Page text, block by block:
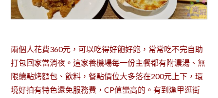
兩個人花費360元，可以吃得好飽好飽，常常吃不完自助
打包回家當消夜。這家養機場每一份主餐都有附濃湯、無
限續點烤麵包、飲料，餐點價位大多落在200元上下，環
境好拍有特色還免服務費，CP值蠻高的。有到逢甲逛街